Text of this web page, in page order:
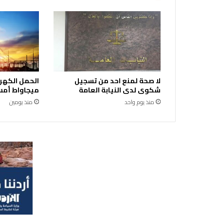
ق
ف
"
ف
و
ر
ي
"
ل
ل
ر
لا صحة لمنع احد من تسجيل
شكوى لدى النيابة العامة
منذ يوم واحد
ميجاواط
منذ يومين